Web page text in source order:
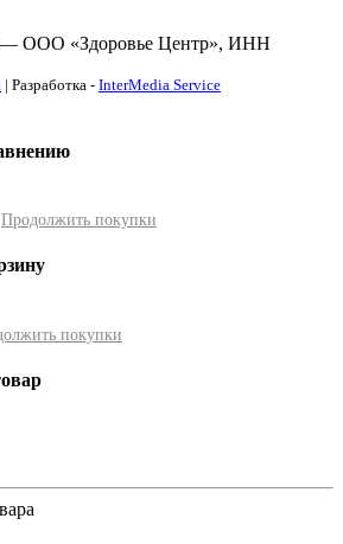
— ООО «Здоровье Центр», ИНН
| Разработка - InterMedia Service
Продолжить покупки
покупки